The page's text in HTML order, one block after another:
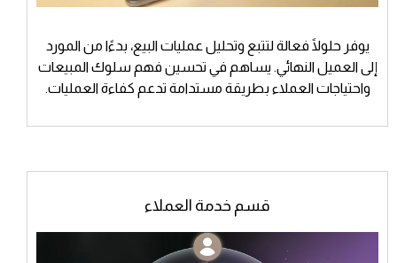
يوفر حلولًا فعالة لتتبع وتحليل عمليات البيع، بدءًا من المورد
إلى العميل النهائي. يساهم في تحسين فهم سلوك المبيعات
واحتياجات العملاء بطريقة مستدامة تدعم كفاءة العمليات.
قسم خدمة العملاء